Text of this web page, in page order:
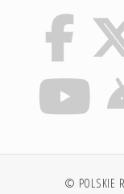
© POLSKIE